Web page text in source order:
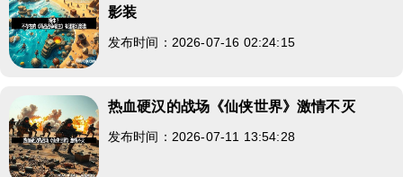
影装
发布时间：2026-07-16 02:24:15
热血硬汉的战场《仙侠世界》激情不灭
发布时间：2026-07-11 13:54:28